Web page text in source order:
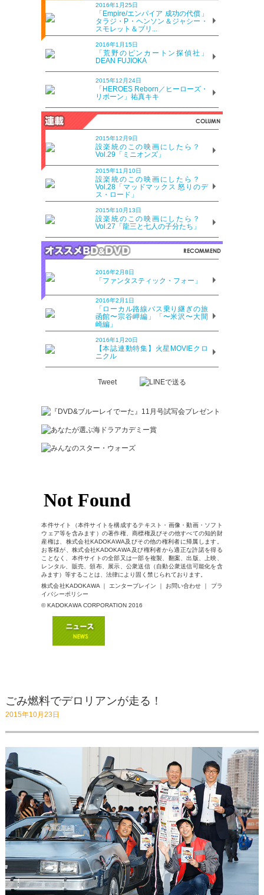
2016年1月25日
「Empire/エンパイア 成功の代償」
タラジ・P・ヘンソン＆ジャシー・
スモレット＆ブリ...
2016年1月15日
「荒野のピンカートン探偵社」
DEAN FUJIOKA
2015年12月24日
「HEROES Reborn／ヒーローズ・
リボーン」祐真キキ
2015年12月9日
設楽統のこの映画にしたら？
Vol.29「ミニオンズ」
2015年11月10日
設楽統のこの映画にしたら？
Vol.28「マッドマックス 怒りのデ
ス・ロード」
2015年10月13日
設楽統のこの映画にしたら？
Vol.27「龍三と七人の子分たち」
2016年2月8日
「ファンタスティック・フォー」
2016年2月1日
「ローカル路線バス乗り継ぎの旅
函館〜宗谷岬編」「〜米沢〜大間
崎編」
2016年1月20日
【本誌連動特集】火星MOVIEクロ
ニクル
Tweet
本件サイト（本件サイトを構成するテキスト・画像・動画・ソフト
ウェア等を含みます）の著作権、商標権及びその他すべての知的財
産権は、株式会社KADOKAWA及びその他の権利者に帰属します。
お客様が、株式会社KADOKAWA及び権利者から適正な許諾を得る
ことなく、本件サイトの全部又は一部を複製、翻案、出版、上映、
レンタル、販売、頒布、展示、公衆送信（自動公衆送信可能化を含
みます）等することは、法律により固く禁じられております。
株式会社KADOKAWA ｜ エンターブレイン ｜ お問い合わせ ｜ プラ
イバシーポリシー
© KADOKAWA CORPORATION 2016
ごみ燃料でデロリアンが走る！
2015年10月23日